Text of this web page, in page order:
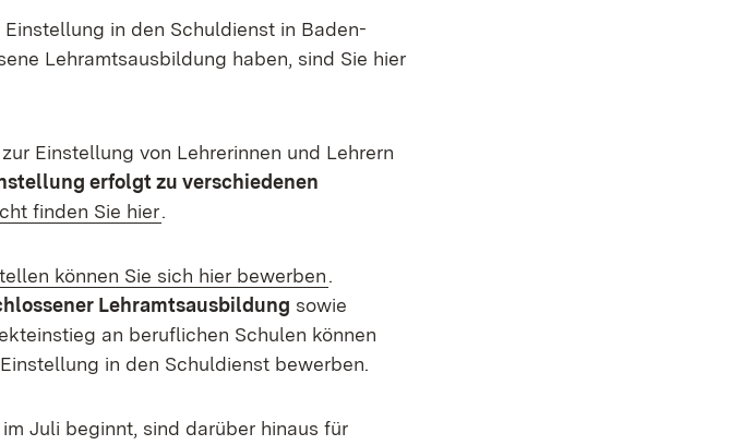
in den Schuldienst in Baden-
Lehramtsausbildung haben, sind Sie hier
Einstellung von Lehrerinnen und Lehrern
erfolgt zu verschiedenen
finden Sie hier.
können Sie sich hier bewerben.
Lehramtsausbildung sowie
an beruflichen Schulen können
in den Schuldienst bewerben.
Juli beginnt, sind darüber hinaus für